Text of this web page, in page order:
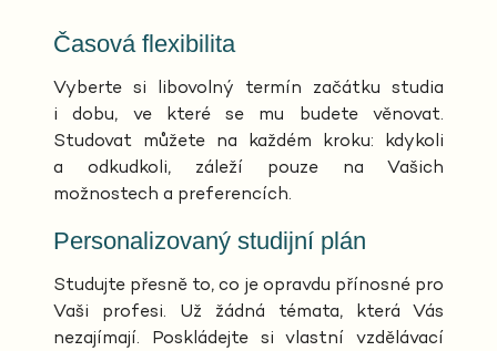
Časová flexibilita
Vyberte si libovolný termín začátku studia
i dobu, ve které se mu budete věnovat.
Studovat můžete na každém kroku: kdykoli
a odkudkoli, záleží pouze na Vašich
možnostech a preferencích.
Personalizovaný studijní plán
Studujte přesně to, co je opravdu přínosné pro
Vaši profesi. Už žádná témata, která Vás
nezajímají. Poskládejte si vlastní vzdělávací